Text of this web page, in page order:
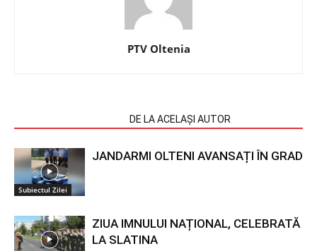
PTV Oltenia
DE LA ACELAȘI AUTOR
Subiectul Zilei
JANDARMI OLTENI AVANSAȚI ÎN GRAD
ZIUA IMNULUI NAȚIONAL, CELEBRATĂ
LA SLATINA